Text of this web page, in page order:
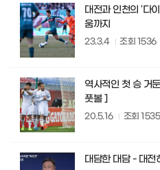
대전과 인천의 '다
움까지
23.3.4 조회 1536
역사적인 첫 승 거
풋볼 ]
20.5.16 조회1535
대담한 대담 - 대